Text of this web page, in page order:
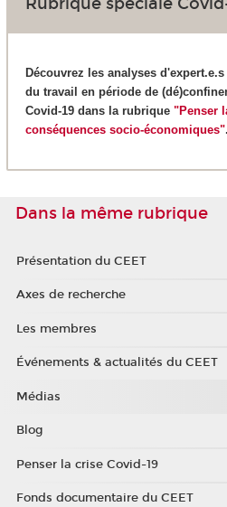
Découvrez les analyses
du travail en période de
Covid-19 dans la rubrique "Penser
conséquences socio-économiques".
Dans la même rubrique
Présentation du CEET
Axes de recherche
Les membres
Événements & actualités du CEET
Médias
Blog
Penser la crise Covid-19
Fonds documentaire du CEET